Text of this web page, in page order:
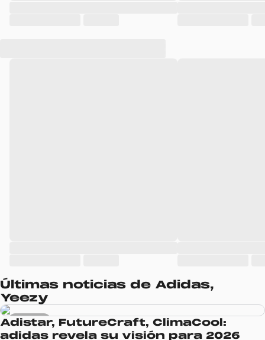
Últimas noticias de Adidas,
Yeezy
Sneakers
Adistar, FutureCraft, ClimaCool:
adidas revela su visión para 2026